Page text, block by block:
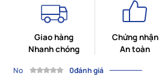
Giao hàng
Nhanh chóng
Chứng nhận
An toàn
No 0đánh giá